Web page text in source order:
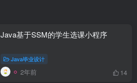
Java基于SSM的学生选课小程序
Java毕业设计
2年前 14